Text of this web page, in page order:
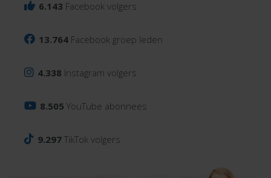
6.143 Facebook volgers
13.764 Facebook groep leden
4.338 Instagram volgers
8.505 YouTube abonnees
9.297 TikTok volgers